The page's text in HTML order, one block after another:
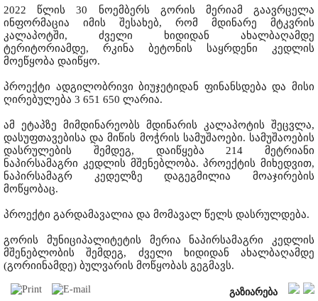
2022 წლის 30 ნოემბერს გორის მერიამ გაავრცელა
ინფორმაცია იმის შესახებ, რომ მდინარე მტკვრის
კალაპოტში, ძველი ხიდიდან ახალბაღამდე
ტერიტორიამდე, რკინა ბეტონის საყრდენი კედლის
მოეწყობა დაიწყო.
პროექტი ადგილობრივი ბიუჯეტიდან ფინანსდება და მისი
ღირებულება 3 651 650 ლარია.
ამ ეტაპზე მიმდინარეობს მდინარის კალაპოტის შეცვლა,
დასუფთავებისა და მიწის მოჭრის სამუშაოები. სამუშაოების
დასრულების შემდეგ, დაიწყება 214 მეტრიანი
ნაპირსამაგრი კედლის მშენებლობა. პროექტის მიხედვით,
ნაპირსამაგრ კედელზე დაგეგმილია მოაჯირების
მოწყობაც.
პროექტი გარდამავალია და მომავალ წელს დასრულდება.
გორის მუნიციპალიტეტის მერია ნაპირსამაგრი კედლის
მშენებლობის შემდეგ, ძველი ხიდიდან ახალბაღამდე
(გორიინამდე) ბულვარის მოწყობას გეგმავს.
გაზიარება